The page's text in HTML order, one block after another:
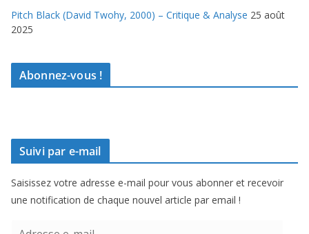
Pitch Black (David Twohy, 2000) – Critique & Analyse 25 août
2025
Abonnez-vous !
Suivi par e-mail
Saisissez votre adresse e-mail pour vous abonner et recevoir
une notification de chaque nouvel article par email !